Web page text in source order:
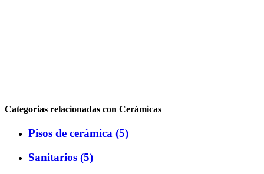
Categorias relacionadas con Cerámicas
Pisos de cerámica (5)
Sanitarios (5)